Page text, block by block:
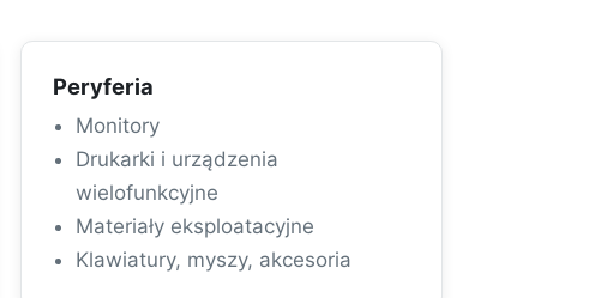
Peryferia
Monitory
Drukarki i urządzenia
wielofunkcyjne
Materiały eksploatacyjne
Klawiatury, myszy, akcesoria